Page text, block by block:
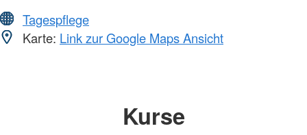
Tagespflege
Karte: Link zur Google Maps Ansicht
Kurse